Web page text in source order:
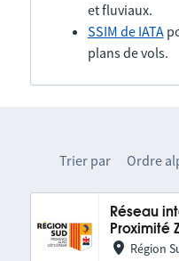
et fluviaux.
SSIM de IATA
plans de vols.
Trier par Ordre
Réseau
Proximité
Région